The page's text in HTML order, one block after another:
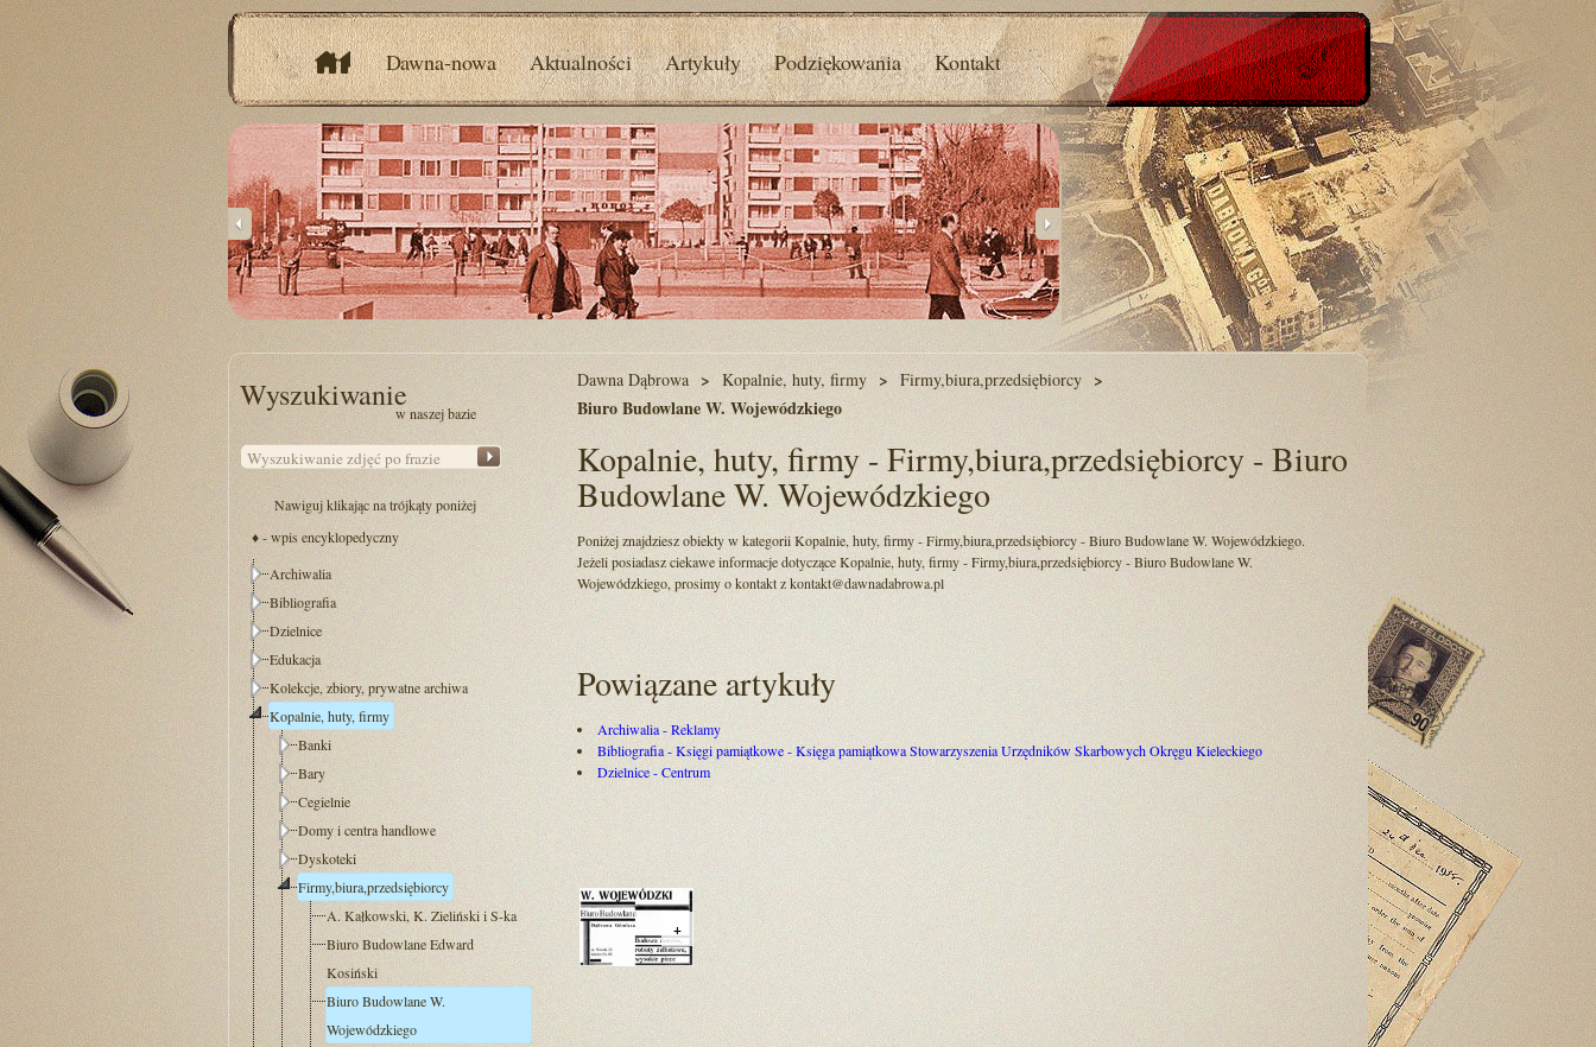
Dawna-nowa Aktualności Artykuły Podziękowania Kontakt
Dawna Dąbrowa Kopalnie, huty, firmy Firmy,biura,przedsiębiorcy
Biuro Budowlane W. Wojewódzkiego
Kopalnie, huty, firmy - Firmy,biura,przedsiębiorcy - Biuro
Budowlane W. Wojewódzkiego
Poniżej znajdziesz obiekty w kategorii Kopalnie, huty, firmy - Firmy,biura,przedsiębiorcy - Biuro Budowlane W. Wojewódzkiego.
Jeżeli posiadasz ciekawe informacje dotyczące Kopalnie, huty, firmy - Firmy,biura,przedsiębiorcy - Biuro Budowlane W.
Wojewódzkiego, prosimy o kontakt z kontakt@dawnadabrowa.pl
Powiązane artykuły
Archiwalia - Reklamy
Bibliografia - Księgi pamiątkowe - Księga pamiątkowa Stowarzyszenia Urzędników Skarbowych Okręgu Kieleckiego
Dzielnice - Centrum
+
Wyszukiwaniew naszej bazie
Nawiguj klikając na trójkąty poniżej
♦ - wpis encyklopedyczny
Archiwalia
Bibliografia
Dzielnice
Edukacja
Kolekcje, zbiory, prywatne archiwa
Kopalnie, huty, firmy
Banki
Bary
Cegielnie
Domy i centra handlowe
Dyskoteki
Firmy,biura,przedsiębiorcy
A. Kałkowski, K. Zieliński i S-ka
Biuro Budowlane Edward
Kosiński
Biuro Budowlane W.
Wojewódzkiego